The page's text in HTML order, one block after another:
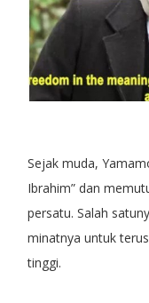
Sejak muda,
Ibrahim” dan
persatu. Salah
minatnya untuk
tinggi.